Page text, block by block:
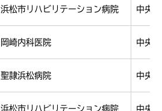
浜松市リハビリテーション病院 中央
岡崎内科医院 中央
聖隷浜松病院 中央
浜松市リハビリテーション病院 中央